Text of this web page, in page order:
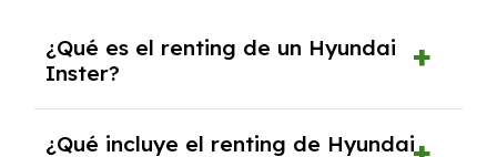
¿Qué es el renting de un Hyundai
Inster?
de alquiler a largo plazo en el que pagas una
¿Qué incluye el renting de Hyundai